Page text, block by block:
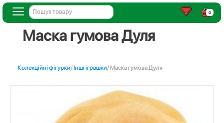
0
Маска гумова Дуля
Колекційні фігурки/Інші іграшки/ Маска гумова Дуля